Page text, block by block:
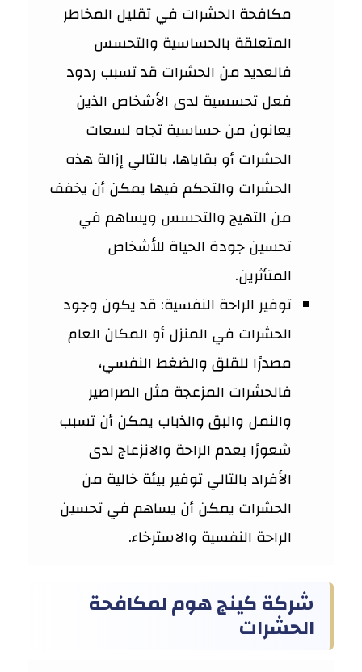
مكافحة الحشرات في تقليل المخاطر
المتعلقة بالحساسية والتحسس
فالعديد من الحشرات قد تسبب ردود
فعل تحسسية لدى الأشخاص الذين
يعانون من حساسية تجاه لسعات
الحشرات أو بقاياها، بالتالي إزالة هذه
الحشرات والتحكم فيها يمكن أن يخفف
من التهيج والتحسس ويساهم في
تحسين جودة الحياة للأشخاص
المتأثرين.
توفير الراحة النفسية: قد يكون وجود
الحشرات في المنزل أو المكان العام
مصدرًا للقلق والضغط النفسي،
فالحشرات المزعجة مثل الصراصير
والنمل والبق والذباب يمكن أن تسبب
شعورًا بعدم الراحة والانزعاج لدى
الأفراد بالتالي توفير بيئة خالية من
الحشرات يمكن أن يساهم في تحسين
الراحة النفسية والاسترخاء.
شركة كينج هوم لمكافحة
الحشرات